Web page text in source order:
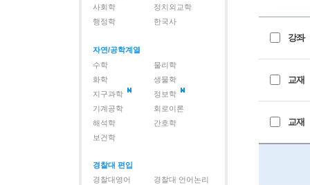
사회학
정치외교학
행정학
한국사
자연/공학계열
수학
물리학
화학
생물학
지구과학
정보학
기계공학
회로이론
해석학
간호학
보건학
경찰대 편입
경찰대영어
경찰대 언어논리
강좌
교재
교재